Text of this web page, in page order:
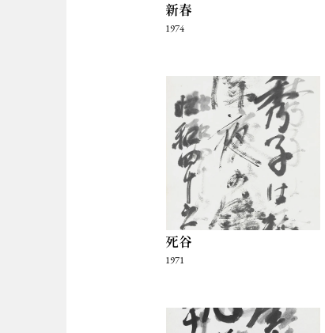
新春
1974
死谷
1971